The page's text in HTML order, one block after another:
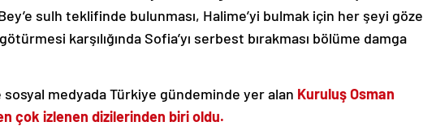
sulh teklifinde bulunması, Halime’yi bulmak için her şeyi göze
karşılığında Sofia’yı serbest bırakması bölüme damga
medyada Türkiye gündeminde yer alan Kuruluş Osman
çok izlenen dizilerinden biri oldu.